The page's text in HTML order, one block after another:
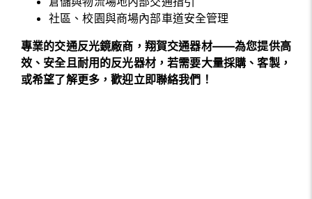
社區、校園與商場內部車道安全管理
專業的交通反光鏡廠商，翔賀交通器材——為您提供高
效、安全且耐用的反光器材，若需要大量採購、客製，
或希望了解更多，歡迎立即聯絡我們！